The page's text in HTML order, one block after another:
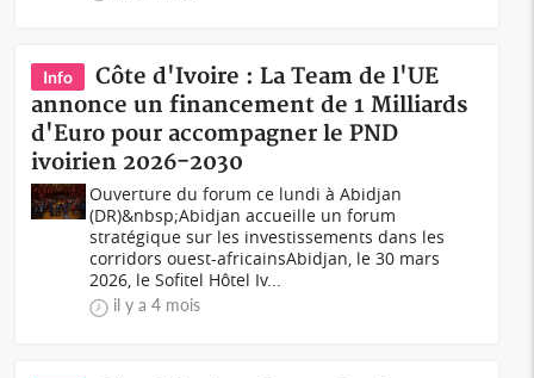
Info
Côte d'Ivoire : La Team de l'UE
annonce un financement de 1 Milliards
d'Euro pour accompagner le PND
ivoirien 2026-2030
Ouverture du forum ce lundi à Abidjan
(DR)&nbsp;Abidjan accueille un forum
stratégique sur les investissements dans les
corridors ouest-africainsAbidjan, le 30 mars
2026, le Sofitel Hôtel Iv...
il y a 4 mois